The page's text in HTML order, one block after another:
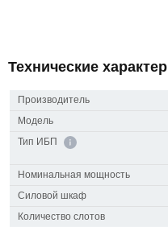
Технические
Производитель
Модель
Тип ИБП
Номинальная мощность
Силовой шкаф
Количество слотов